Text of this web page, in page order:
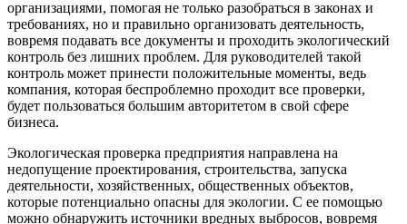
организациями, помогая не только разобраться в законах и
требованиях, но и правильно организовать деятельность,
вовремя подавать все документы и проходить экологический
контроль без лишних проблем. Для руководителей такой
контроль может принести положительные моменты, ведь
компания, которая беспроблемно проходит все проверки,
будет пользоваться большим авторитетом в свой сфере
бизнеса.
Экологическая проверка предприятия направлена на
недопущение проектирования, строительства, запуска
деятельности, хозяйственных, общественных объектов,
которые потенциально опасны для экологии. С ее помощью
можно обнаружить источники вредных выбросов, вовремя